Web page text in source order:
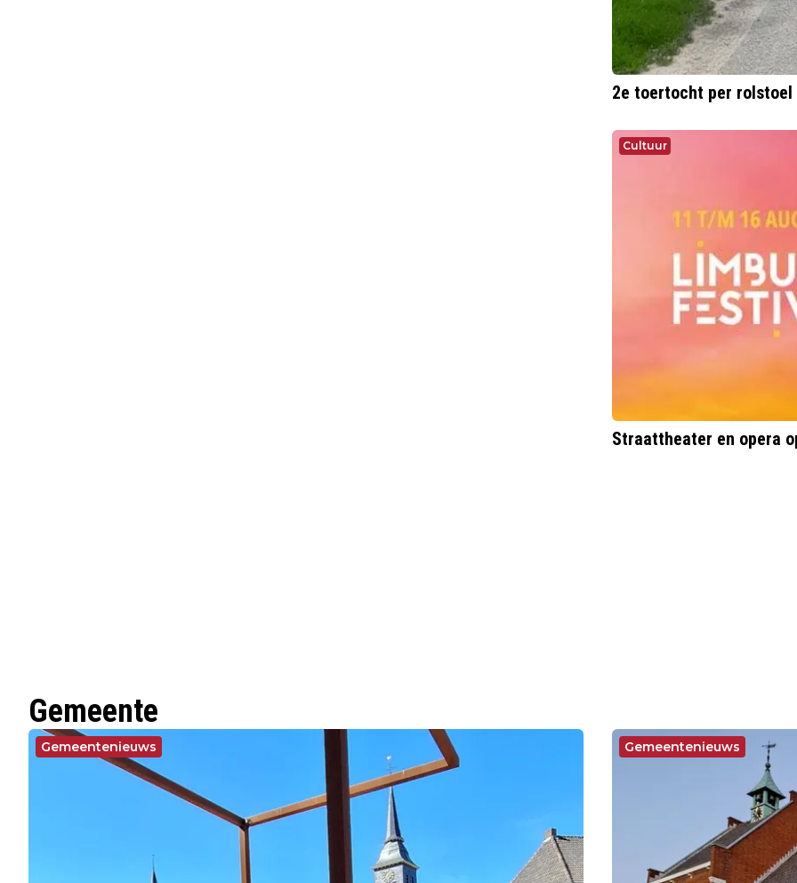
2e toertocht per rolstoel
Cultuur
Straattheater en opera
Gemeente
Gemeentenieuws Gemeentenieuws